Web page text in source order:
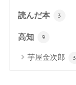
読んだ本 3
高知 9
芋屋金次郎 3